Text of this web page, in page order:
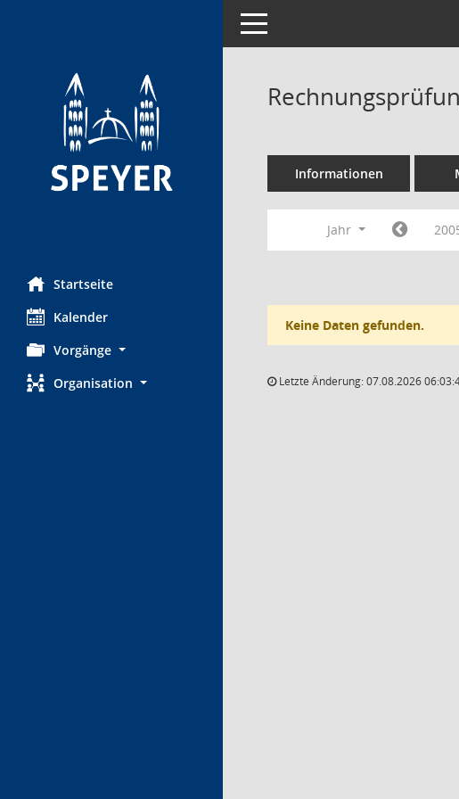
Startseite
Kalender
Vorgänge
Organisation
Toggle navigation
Informationen
Jahr
Keine Daten gefunden.
Letzte Änderung: 07.08.2026